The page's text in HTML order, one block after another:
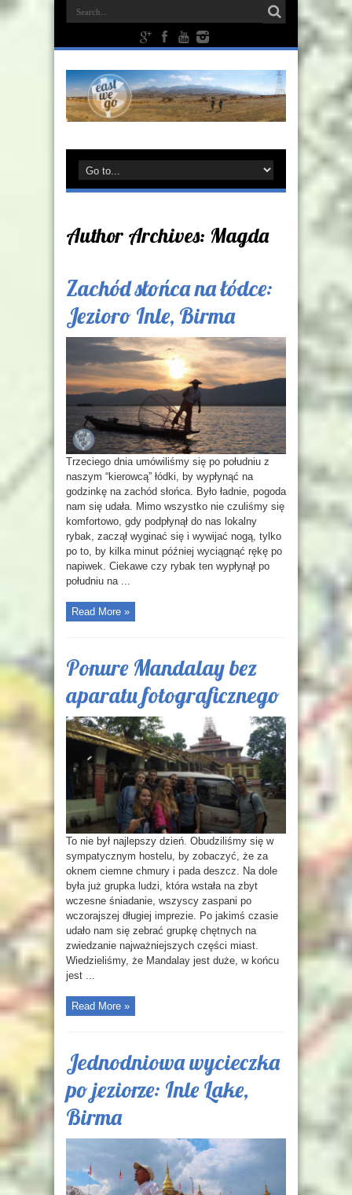
Author Archives: Magda
Zachód słońca na łódce:
Jezioro Inle, Birma
Trzeciego dnia umówiliśmy się po południu z
naszym “kierowcą” łódki, by wypłynąć na
godzinkę na zachód słońca. Było ładnie, pogoda
nam się udała. Mimo wszystko nie czuliśmy się
komfortowo, gdy podpłynął do nas lokalny
rybak, zaczął wyginać się i wywijać nogą, tylko
po to, by kilka minut później wyciągnąć rękę po
napiwek. Ciekawe czy rybak ten wypłynął po
południu na ...
Read More »
Ponure Mandalay bez
aparatu fotograficznego
To nie był najlepszy dzień. Obudziliśmy się w
sympatycznym hostelu, by zobaczyć, że za
oknem ciemne chmury i pada deszcz. Na dole
była już grupka ludzi, która wstała na zbyt
wczesne śniadanie, wszyscy zaspani po
wczorajszej długiej imprezie. Po jakimś czasie
udało nam się zebrać grupkę chętnych na
zwiedzanie najważniejszych części miast.
Wiedzieliśmy, że Mandalay jest duże, w końcu
jest ...
Read More »
Jednodniowa wycieczka
po jeziorze: Inle Lake,
Birma